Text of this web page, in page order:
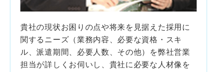
貴社の現状お困りの点や将来を見据えた採用に
関するニーズ（業務内容、必要な資格・スキ
ル、派遣期間、必要人数、その他）を弊社営業
担当が詳しくお伺いし、貴社に必要な人材像を